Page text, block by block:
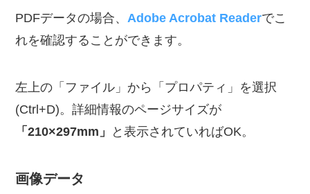
PDFデータの場合、 Adobe Acrobat Readerでこ
れを確認することができます。
左上の「ファイル」から「プロパティ」を選択
(Ctrl+D)。詳細情報のページサイズが
「210×297mm」
と表示されていればOK。
画像データ